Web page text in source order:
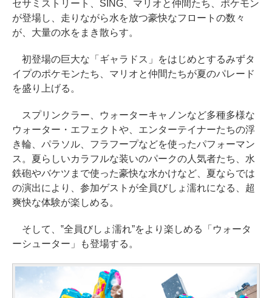
セサミストリート、SING、マリオと仲間たち、ポケモン
が登場し、走りながら水を放つ豪快なフロートの数々
が、大量の水をまき散らす。
初登場の巨大な「ギャラドス」をはじめとするみずタ
イプのポケモンたち、マリオと仲間たちが夏のパレード
を盛り上げる。
スプリンクラー、ウォーターキャノンなど多種多様な
ウォーター・エフェクトや、エンターテイナーたちの浮
き輪、パラソル、フラフープなどを使ったパフォーマン
ス。夏らしいカラフルな装いのパークの人気者たち、水
鉄砲やバケツまで使った豪快な水かけなど、夏ならでは
の演出により、参加ゲストが全員びしょ濡れになる、超
爽快な体験が楽しめる。
そして、‟全員びしょ濡れ”をより楽しめる「ウォータ
ーシューター」も登場する。